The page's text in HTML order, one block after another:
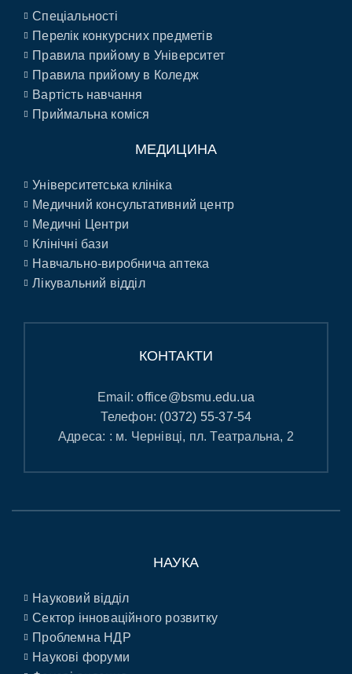
Спеціальності
Перелік конкурсних предметів
Правила прийому в Університет
Правила прийому в Коледж
Вартість навчання
Приймальна коміся
МЕДИЦИНА
Університетська клініка
Медичний консультативний центр
Медичні Центри
Клінічні бази
Навчально-виробнича аптека
Лікувальний відділ
КОНТАКТИ
Email:office@bsmu.edu.ua
Телефон: (0372) 55-37-54
Адреса: : м. Чернівці, пл. Театральна, 2
НАУКА
Науковий відділ
Сектор інноваційного розвитку
Проблемна НДР
Наукові форуми